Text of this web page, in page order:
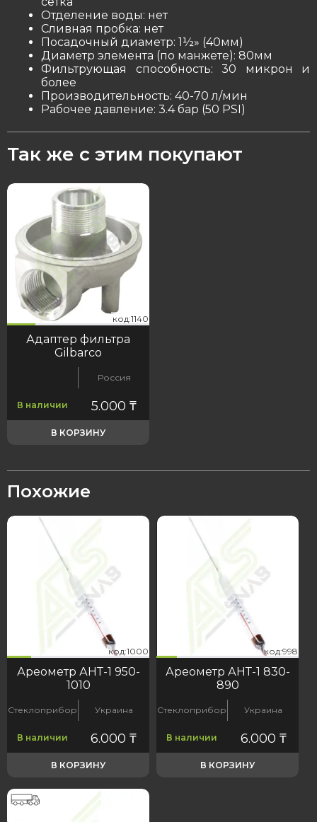
Отделение воды: нет
Сливная пробка: нет
Посадочный диаметр: 1½» (40мм)
Диаметр элемента (по манжете): 80мм
Фильтрующая способность: 30 микрон и
более
Производительность: 40-70 л/мин
Рабочее давление: 3.4 бар (50 PSI)
Так же с этим покупают
код:1140
Адаптер фильтра
Gilbarco
Россия
В наличии 5.000 ₸
В КОРЗИНУ
Похожие
код:1000 код:1000
Ареометр АНТ-1 950-
1010
Стеклоприбор Украина
В наличии 6.000₸
В КОРЗИНУ
код:998 код:998
Ареометр АНТ-1 830-
890
Стеклоприбор Украина
В наличии 6.000 ₸
В КОРЗИНУ